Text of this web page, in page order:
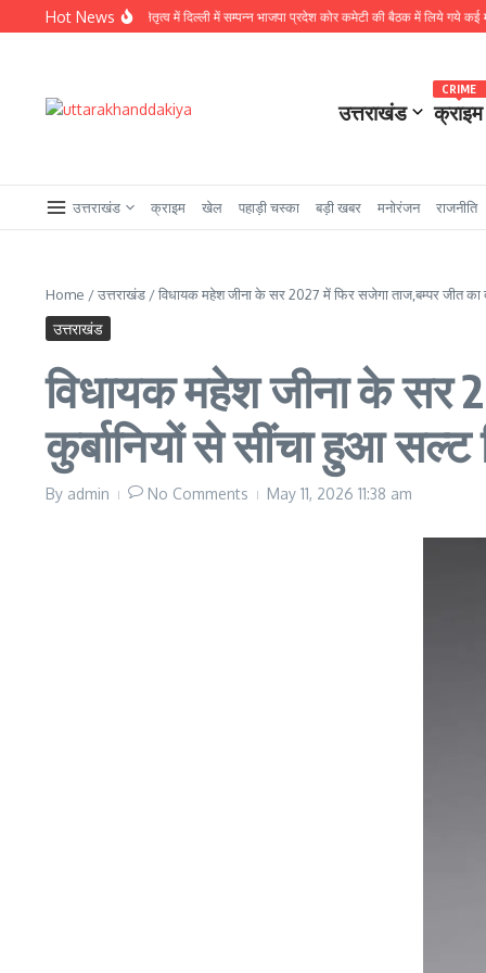
Skip to content
Hot News
अध्यक्ष नितिन नवीन के नेतृत्व में दिल्ली में सम्पन्न भाजपा प्रदेश कोर कमेटी की बैठक में लिये गये कई महत्वपूर्ण
उत्तराखंड क्राइम
CRIME
उत्तराखंड क्राइम खेल पहाड़ी चस्का बड़ी खबर मनोरंजन राजनीति
Home /उत्तराखंड /विधायक महेश जीना के सर 2027 में फिर सजेगा ताज,बम्पर जीत का
उत्तराखंड
विधायक महेश जीना के सर
कुर्बानियों से सींचा हुआ
By admin No Comments May 11, 2026 11:38 am